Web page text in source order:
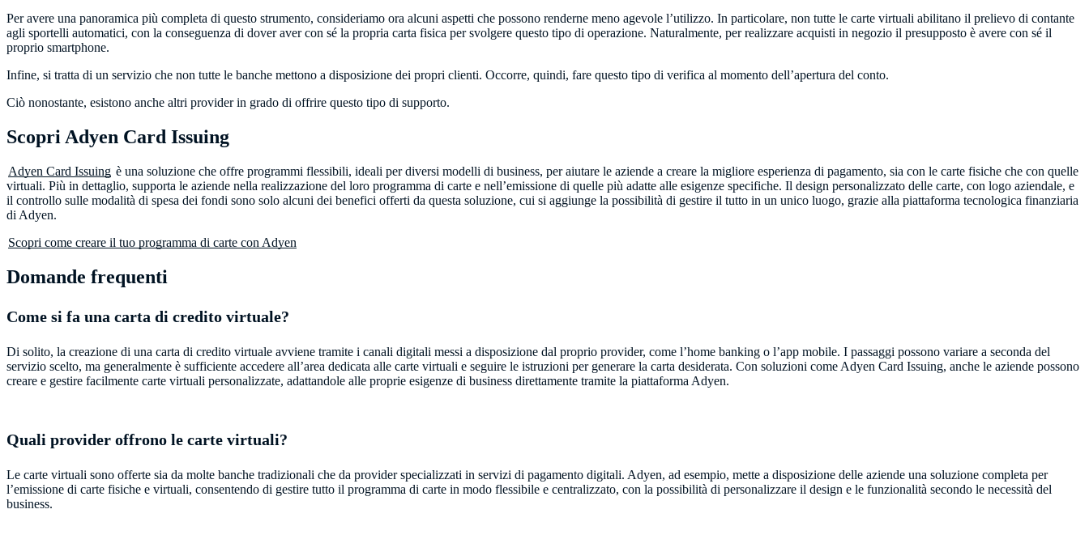
Per avere una panoramica più completa di questo strumento, consideriamo ora alcuni aspetti che possono renderne meno agevole l’utilizzo. In particolare, non tutte le carte virtuali abilitano il prelievo di contante
agli sportelli automatici, con la conseguenza di dover aver con sé la propria carta fisica per svolgere questo tipo di operazione. Naturalmente, per realizzare acquisti in negozio il presupposto è avere con sé il
proprio smartphone.
Infine, si tratta di un servizio che non tutte le banche mettono a disposizione dei propri clienti. Occorre, quindi, fare questo tipo di verifica al momento dell’apertura del conto.
Ciò nonostante, esistono anche altri provider in grado di offrire questo tipo di supporto.
Scopri Adyen Card Issuing
Adyen Card Issuing è una soluzione che offre programmi flessibili, ideali per diversi modelli di business, per aiutare le aziende a creare la migliore esperienza di pagamento, sia con le carte fisiche che con quelle
virtuali. Più in dettaglio, supporta le aziende nella realizzazione del loro programma di carte e nell’emissione di quelle più adatte alle esigenze specifiche. Il design personalizzato delle carte, con logo aziendale, e
il controllo sulle modalità di spesa dei fondi sono solo alcuni dei benefici offerti da questa soluzione, cui si aggiunge la possibilità di gestire il tutto in un unico luogo, grazie alla piattaforma tecnologica finanziaria
di Adyen.
Scopri come creare il tuo programma di carte con Adyen
Domande frequenti
Come si fa una carta di credito virtuale?
Di solito, la creazione di una carta di credito virtuale avviene tramite i canali digitali messi a disposizione dal proprio provider, come l’home banking o l’app mobile. I passaggi possono variare a seconda del
servizio scelto, ma generalmente è sufficiente accedere all’area dedicata alle carte virtuali e seguire le istruzioni per generare la carta desiderata. Con soluzioni come Adyen Card Issuing, anche le aziende possono
creare e gestire facilmente carte virtuali personalizzate, adattandole alle proprie esigenze di business direttamente tramite la piattaforma Adyen.
Quali provider offrono le carte virtuali?
Le carte virtuali sono offerte sia da molte banche tradizionali che da provider specializzati in servizi di pagamento digitali. Adyen, ad esempio, mette a disposizione delle aziende una soluzione completa per
l’emissione di carte fisiche e virtuali, consentendo di gestire tutto il programma di carte in modo flessibile e centralizzato, con la possibilità di personalizzare il design e le funzionalità secondo le necessità del
business.